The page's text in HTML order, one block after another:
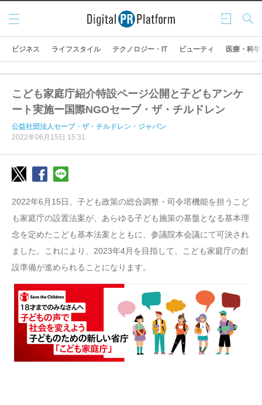
ログ
イン
検索
メニ
ュー
ビジネス ライフスタイル テクノロジー・IT ビューティ 医療・科学
こども家庭庁紹介特設ページ公開と子どもアンケ
ート実施ー国際NGOセーブ・ザ・チルドレン
公益社団法人セーブ・ザ・チルドレン・ジャパン
2022年06月15日 15:31
2022年6月15日、子ども政策の総合調整・司令塔機能を担うこど
も家庭庁の設置法案が、あらゆる子ども施策の基盤となる基本理
念を定めたこども基本法案とともに、参議院本会議にて可決され
ました。これにより、2023年4月を目指して、こども家庭庁の創
設準備が進められることになります。